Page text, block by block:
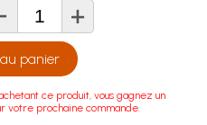
+
panier
ce produit, vous gagnez un
votre prochaine commande.